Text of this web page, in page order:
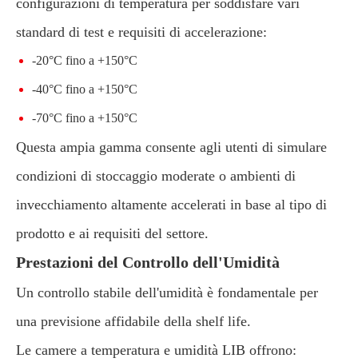
standard di test e requisiti di accelerazione:
-20°C fino a +150°C
-40°C fino a +150°C
-70°C fino a +150°C
Questa ampia gamma consente agli utenti di simulare
condizioni di stoccaggio moderate o ambienti di
invecchiamento altamente accelerati in base al tipo di
prodotto e ai requisiti del settore.
Prestazioni del Controllo dell'Umidità
Un controllo stabile dell'umidità è fondamentale per
una previsione affidabile della shelf life.
Le camere a temperatura e umidità LIB offrono: